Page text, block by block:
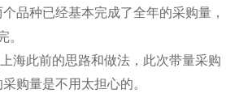
品种已经基本完成了全年的采购量，
。
海此前的思路和做法，此次带量采购
购量是不用太担心的。